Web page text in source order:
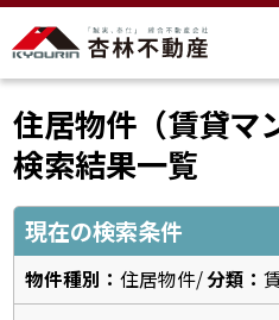
住居物件（賃貸マ
検索結果一覧
現在の検索条件
物件種別：住居物件/分類：